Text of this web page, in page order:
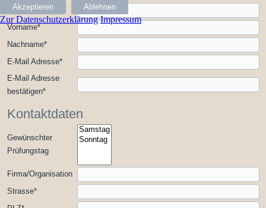
Titel
Vorname*
Nachname*
E-Mail Adresse*
E-Mail Adresse
bestätigen*
Kontaktdaten
Gewünschter
Prüfungstag
Firma/Organisation
Strasse*
Akzeptieren Ablehnen
Zur Datenschutzerklärung Impressum